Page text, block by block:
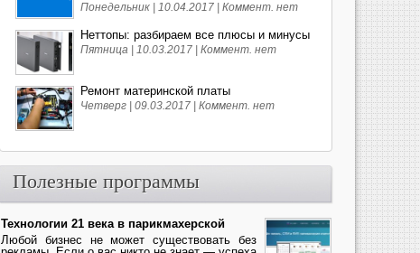
Понедельник | 10.04.2017 | Коммент. нет
Неттопы: разбираем все плюсы и минусы
Пятница | 10.03.2017 | Коммент. нет
Ремонт материнской платы
Четверг | 09.03.2017 | Коммент. нет
Полезные программы
Технологии 21 века в парикмахерской
Любой бизнес не может существовать без